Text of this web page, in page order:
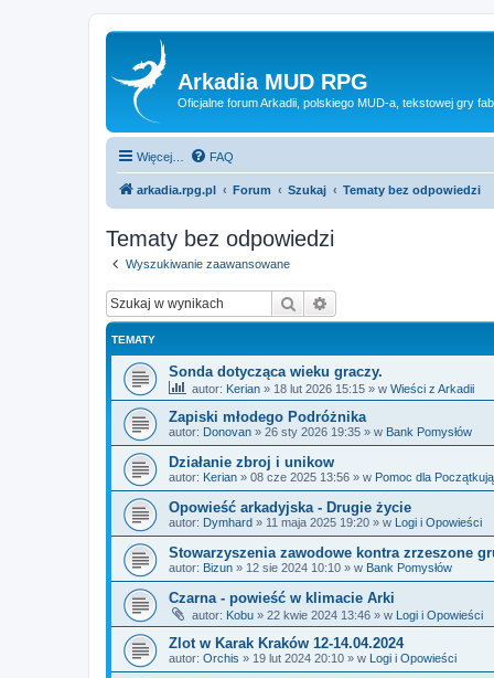
Arkadia MUD RPG
Oficjalne forum Arkadii, polskiego MUD-a, tekstowej gry
Więcej… FAQ
arkadia.rpg.pl Forum Szukaj Tematy bez odpowiedzi
Tematy bez odpowiedzi
Wyszukiwanie zaawansowane
Szukaj
TEMATY
Sonda dotycząca wieku graczy.
autor: Kerian » 18 lut 2026 15:15 » w Wieści z Arkadii
Zapiski młodego Podróżnika
autor: Donovan » 26 sty 2026 19:35 » w Bank Pomysłów
Działanie zbroj i unikow
autor: Kerian » 08 cze 2025 13:56 » w Pomoc dla
Opowieść arkadyjska - Drugie życie
autor: Dymhard » 11 maja 2025 19:20 » w Logi i Opowieści
Stowarzyszenia zawodowe kontra zrzeszone
autor: Bizun » 12 sie 2024 10:10 » w Bank Pomysłów
Czarna - powieść w klimacie Arki
autor: Kobu » 22 kwie 2024 13:46 » w Logi i Opowieści
Zlot w Karak Kraków 12-14.04.2024
autor: Orchis » 19 lut 2024 20:10 » w Logi i Opowieści